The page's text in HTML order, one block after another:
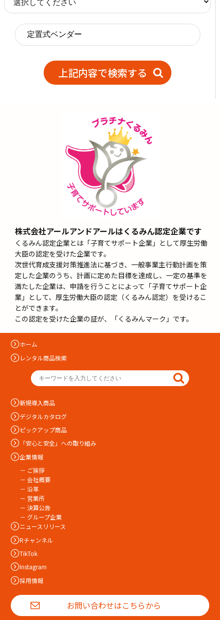
株式会社アールアンドアールはくるみん認定企業です
くるみん認定企業とは「子育てサポート企業」として厚生労働
大臣の認定を受けた企業です。
次世代育成支援対策推進法に基づき、一般事業主行動計画を策
定した企業のうち、計画に定めた目標を達成し、一定の基準を
満たした企業は、申請を行うことによって「子育てサポート企
業」として、厚生労働大臣の認定（くるみん認定）を受けるこ
とができます。
この認定を受けた企業の証が、「くるみんマーク」です。
ホーム
レンタル商品検索
新規導入商品
デジタルカタログ
ピックアップ商品
「安心と安全」への取り組み
企業情報
－ ご挨拶
－ 会社概要
－ 沿革
－ 営業所
－ 決算公告
－ グループ企業
ニュースリリース
Rチャンネル
TikTok
Instagram
採用情報
お問い合わせはこちらから